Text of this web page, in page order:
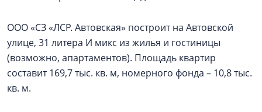
ООО «СЗ «ЛСР. Автовская» построит на Автовской
улице, 31 литера И микс из жилья и гостиницы
(возможно, апартаментов). Площадь квартир
составит 169,7 тыс. кв. м, номерного фонда – 10,8 тыс.
кв. м.